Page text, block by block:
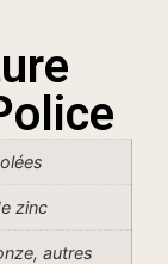
zinc
autres